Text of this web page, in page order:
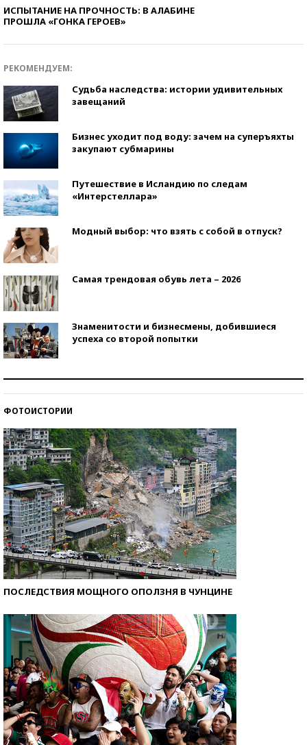
ИСПЫТАНИЕ НА ПРОЧНОСТЬ: В АЛАБИНЕ
ПРОШЛА «ГОНКА ГЕРОЕВ»
РЕКОМЕНДУЕМ:
Судьба наследства: истории удивительных
завещаний
Бизнес уходит под воду: зачем на суперъяхты
закупают субмарины
Путешествие в Исландию по следам
«Интерстеллара»
Модный выбор: что взять с собой в отпуск?
Самая трендовая обувь лета – 2026
Знаменитости и бизнесмены, добившиеся
успеха со второй попытки
ФОТОИСТОРИИ
ПОСЛЕДСТВИЯ МОЩНОГО ОПОЛЗНЯ В ЧУНЦИНЕ